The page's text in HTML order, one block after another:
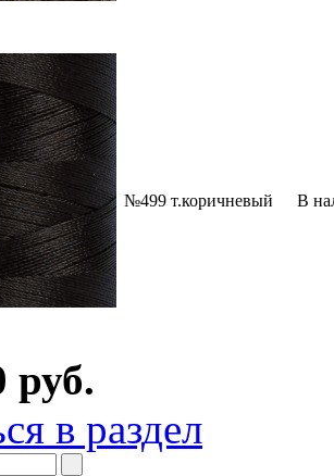
№499 т.коричневый В
руб.
в раздел